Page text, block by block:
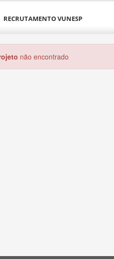
RECRUTAMENTO VUNESP
não encontrado